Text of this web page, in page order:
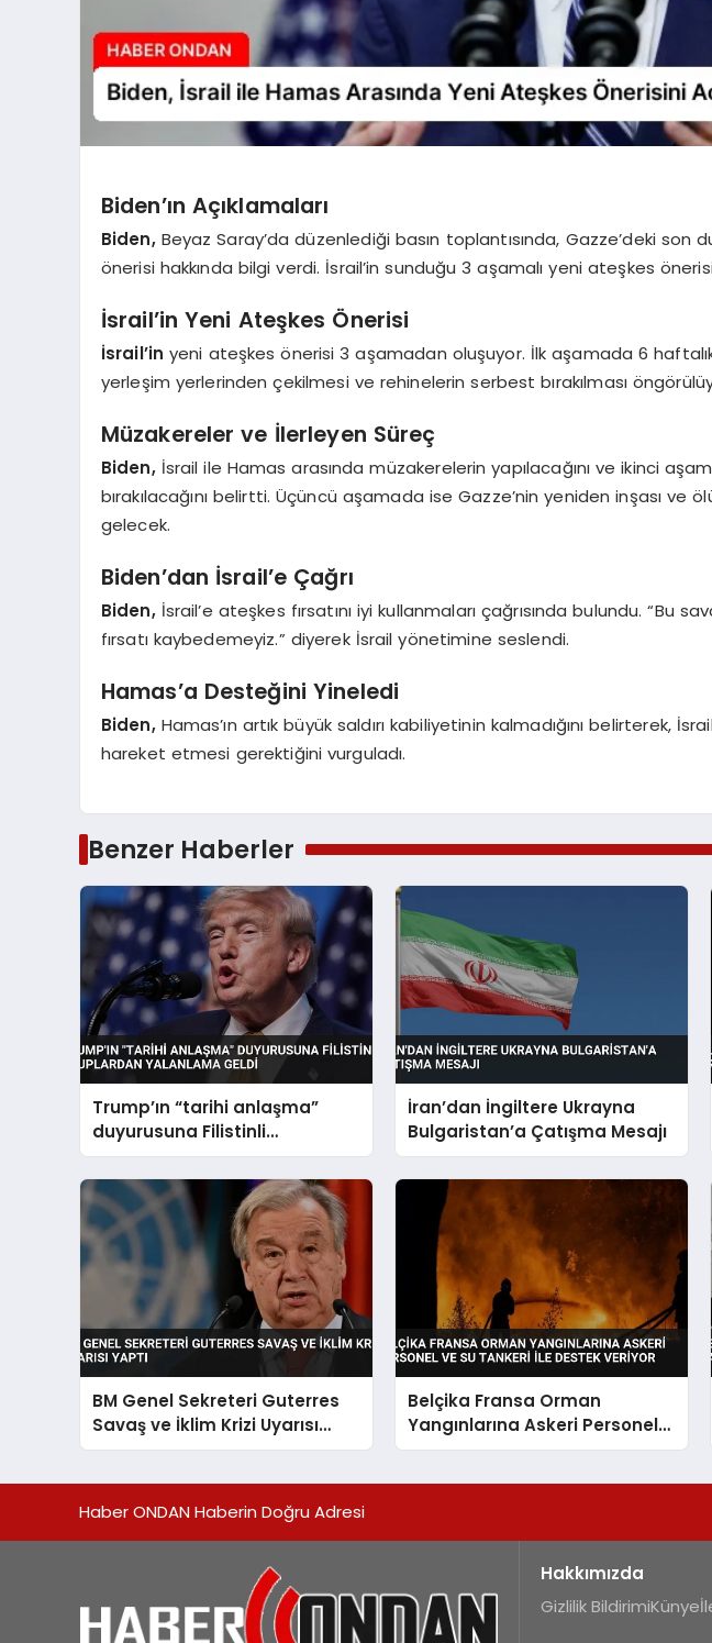
Biden’ın Açıklamaları
Biden,Beyaz Saray’da düzenlediği basın toplantısında, Gazze’deki son
önerisi hakkında bilgi verdi. İsrail’in sunduğu 3 aşamalı yeni ateşkes
İsrail’in Yeni Ateşkes Önerisi
İsrail’in yeni ateşkes önerisi 3 aşamadan oluşuyor. İlk aşamada 6
yerleşim yerlerinden çekilmesi ve rehinelerin serbest bırakılması
Müzakereler ve İlerleyen Süreç
Biden,İsrail ile Hamas arasında müzakerelerin yapılacağını ve ikinci
bırakılacağını belirtti. Üçüncü aşamada ise Gazze’nin yeniden inşası ve
gelecek.
Biden’dan İsrail’e Çağrı
Biden,İsrail’e ateşkes fırsatını iyi kullanmaları çağrısında bulundu. “Bu
fırsatı kaybedemeyiz.” diyerek İsrail yönetimine seslendi.
Hamas’a Desteğini Yineledi
Biden,Hamas’ın artık büyük saldırı kabiliyetinin kalmadığını belirterek,
hareket etmesi gerektiğini vurguladı.
Benzer Haberler
Trump’ın “tarihi anlaşma”
duyurusuna Filistinli
gruplardan yalanlama geldi
İran’dan İngiltere Ukrayna
Bulgaristan’a Çatışma Mesajı
BM Genel Sekreteri Guterres
Savaş ve İklim Krizi Uyarısı
Yaptı
Belçika Fransa Orman
Yangınlarına Askeri Personel
ve Su Tankeri ile Destek
Haber ONDAN Haberin Doğru Adresi
Hakkımızda
Gizlilik BildirimiKünye